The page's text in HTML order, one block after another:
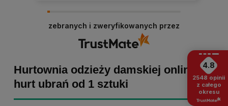
skrzydeł, dlatego tym bardziej cieszymy się, że
zakup przebiegł pomyślnie. Obiecujemy
utrzymać dobrą passę - zapraszamy ponownie! :)
zebranych i zweryfikowanych przez
Hurtownia odzieży damskiej online -
hurt ubrań od 1 sztuki
4.8
2548 opinii
z całego
okresu